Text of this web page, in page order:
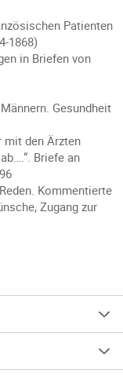
Patienten
1868)
in Briefen von
Gesundheit
mit den Ärzten
Briefe an
Kommentierte
Zugang zur